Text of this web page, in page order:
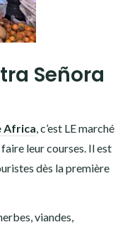
Señora
Africa, c’est LE marché
leur courses. Il est
dès la première
viandes,